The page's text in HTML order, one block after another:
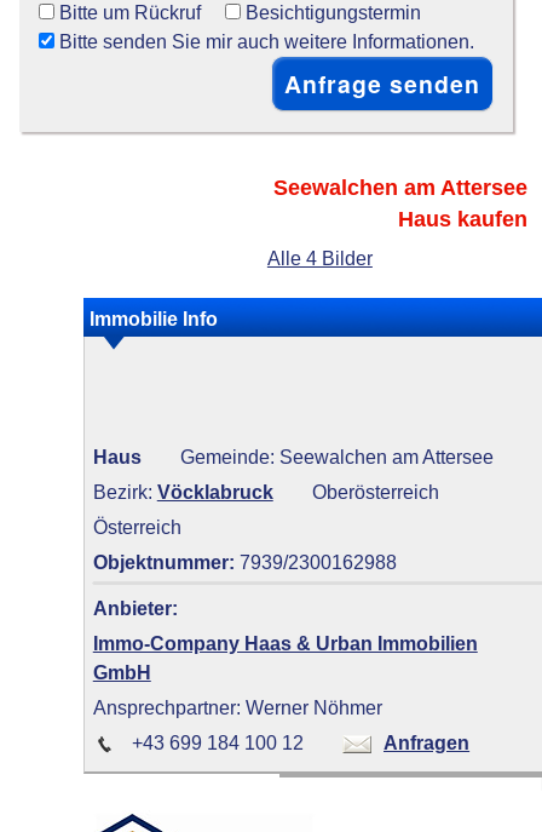
Bitte um Rückruf
Besichtigungstermin
Bitte senden Sie mir auch weitere Informationen.
Seewalchen am Attersee
Haus kaufen
Alle 4 Bilder
Immobilie Info
Haus
Gemeinde: Seewalchen am Attersee
Bezirk: Vöcklabruck
Oberösterreich
Österreich
Objektnummer: 7939/2300162988
Anbieter:
Immo-Company Haas & Urban Immobilien
GmbH
Ansprechpartner: Werner Nöhmer
+43 699 184 100 12
Anfragen